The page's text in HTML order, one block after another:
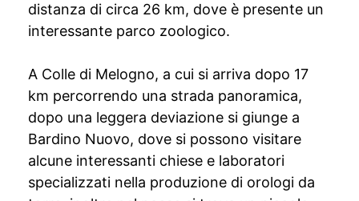
distanza di circa 26 km, dove è presente un
interessante parco zoologico.
A Colle di Melogno, a cui si arriva dopo 17
km percorrendo una strada panoramica,
dopo una leggera deviazione si giunge a
Bardino Nuovo, dove si possono visitare
alcune interessanti chiese e laboratori
specializzati nella produzione di orologi da